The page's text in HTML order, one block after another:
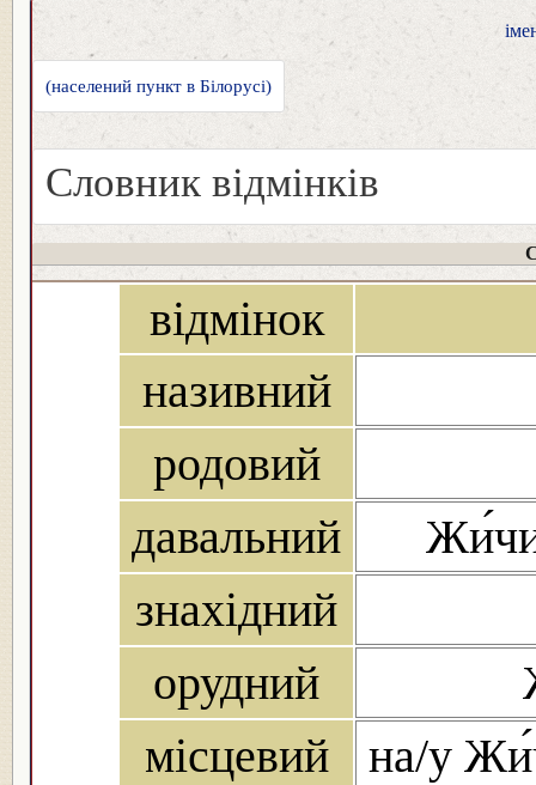
(населений пункт в Білорусі)
Словник відмінків
відмінок
називний
родовий
давальний
знахідний
орудний
місцевий
на/у